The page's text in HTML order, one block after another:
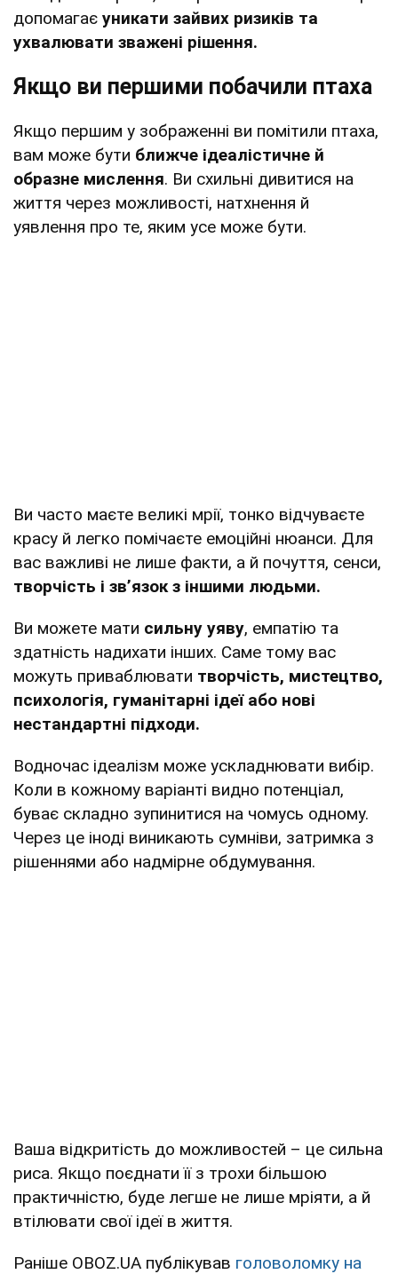
допомагає уникати зайвих ризиків та
ухвалювати зважені рішення.
Якщо ви першими побачили птаха
Якщо першим у зображенні ви помітили птаха,
вам може бути ближче ідеалістичне й
образне мислення. Ви схильні дивитися на
життя через можливості, натхнення й
уявлення про те, яким усе може бути.
Ви часто маєте великі мрії, тонко відчуваєте
красу й легко помічаєте емоційні нюанси. Для
вас важливі не лише факти, а й почуття, сенси,
творчість і зв’язок з іншими людьми.
Ви можете мати сильну уяву, емпатію та
здатність надихати інших. Саме тому вас
можуть приваблювати творчість, мистецтво,
психологія, гуманітарні ідеї або нові
нестандартні підходи.
Водночас ідеалізм може ускладнювати вибір.
Коли в кожному варіанті видно потенціал,
буває складно зупинитися на чомусь одному.
Через це іноді виникають сумніви, затримка з
рішеннями або надмірне обдумування.
Ваша відкритість до можливостей – це сильна
риса. Якщо поєднати її з трохи більшою
практичністю, буде легше не лише мріяти, а й
втілювати свої ідеї в життя.
Раніше OBOZ.UA публікував головоломку на